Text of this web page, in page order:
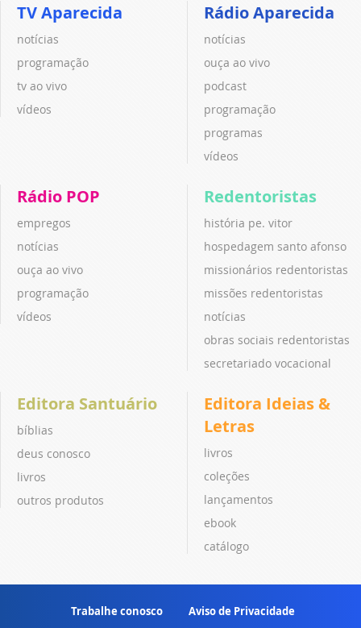
TV Aparecida
notícias
programação
tv ao vivo
vídeos
Rádio Aparecida
notícias
ouça ao vivo
podcast
programação
programas
vídeos
Rádio POP
empregos
notícias
ouça ao vivo
programação
vídeos
Redentoristas
história pe. vitor
hospedagem santo afonso
missionários redentoristas
missões redentoristas
notícias
obras sociais redentoristas
secretariado vocacional
Editora Santuário
bíblias
deus conosco
livros
outros produtos
Editora Ideias &
Letras
livros
coleções
lançamentos
ebook
catálogo
Trabalhe conosco Aviso de Privacidade